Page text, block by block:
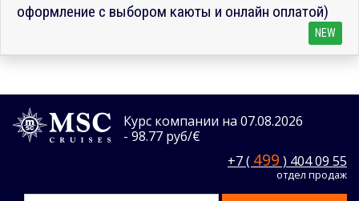
оформление с выбором каюты и онлайн оплатой)
NEW
Курс компании на 07.08.2026
- 98.77 руб/€
+7 ( 499 ) 404 09 55
отдел продаж